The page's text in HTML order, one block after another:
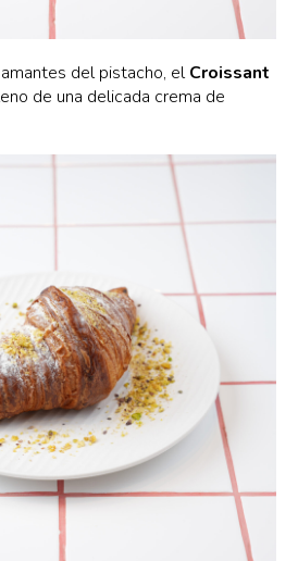
del pistacho, elCroissant
de una delicada crema de